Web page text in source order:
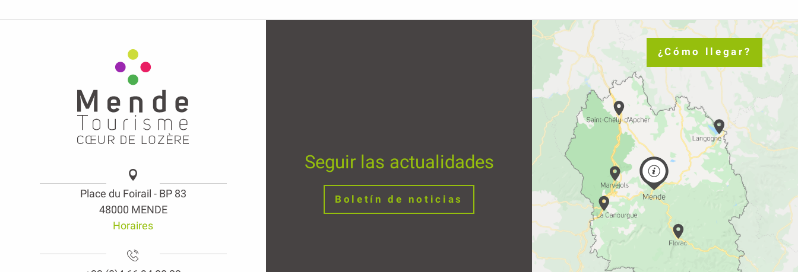
Place du Foirail - BP 83
48000 MENDE
Horaires
Seguir las actualidades
Boletín de noticias
¿Cómo llegar?